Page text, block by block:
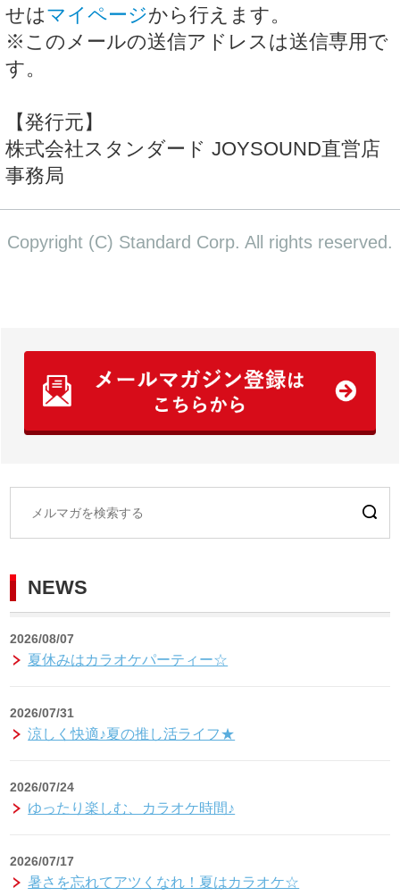
せはマイページから行えます。
※このメールの送信アドレスは送信専用で
す。
【発行元】
株式会社スタンダード JOYSOUND直営店
事務局
Copyright (C) Standard Corp. All rights reserved.
NEWS
2026/08/07
夏休みはカラオケパーティー☆
2026/07/31
涼しく快適♪夏の推し活ライフ★
2026/07/24
ゆったり楽しむ、カラオケ時間♪
2026/07/17
暑さを忘れてアツくなれ！夏はカラオケ☆